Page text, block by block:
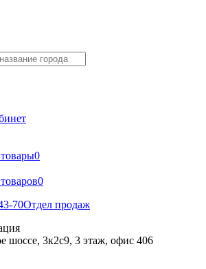
0
0
70Отдел продаж
шоссе, 3к2с9, 3 этаж, офис 406